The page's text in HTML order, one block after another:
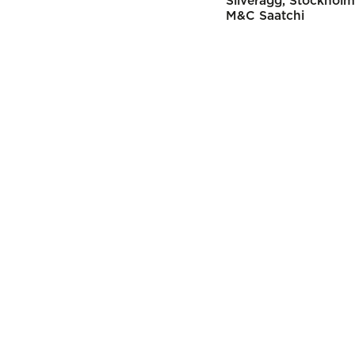
M&C Saatchi